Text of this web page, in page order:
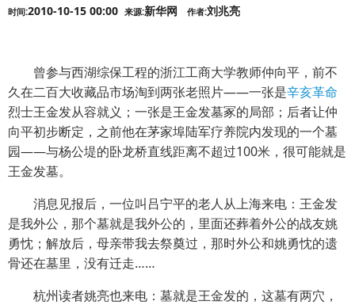
时间:2010-10-15 00:00 来源:新华网 作者:刘兆亮
曾参与西湖综保工程的浙江工商大学教师仲向平，前不
久在二百大收藏品市场淘到两张老照片——一张是辛亥革命
烈士王金发从容就义；一张是王金发墓冢的局部；后者让仲
向平初步断定，之前他在茅家埠陆军疗养院内发现的一个墓
园——与杨公堤的卧龙桥直线距离不超过100米，很可能就是
王金发墓。
消息见报后，一位叫吕宁平的老人从上海来电：王金发
是我外公，那个墓就是我外公的，里面还葬着外公的战友姚
勇忱；解放后，母亲带我去祭奠过，那时外公和姚勇忱的遗
骨还在墓里，没有迁走……
杭州读者姚亮也来电：墓就是王金发的，这墓有两穴，